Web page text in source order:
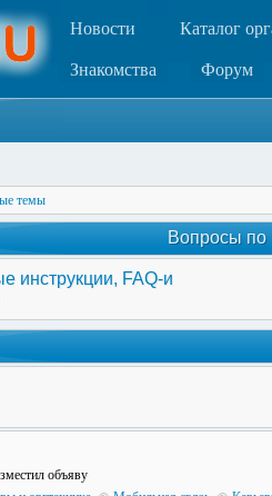
Новости Каталог
Знакомства Форум
темы
Вопросы по
инструкции, FAQ-и
объяву